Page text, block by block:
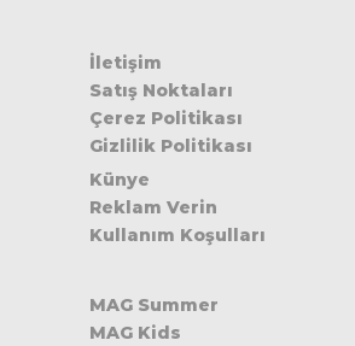
İletişim
Satış Noktaları
Çerez Politikası
Gizlilik Politikası
Künye
Reklam Verin
Kullanım Koşulları
MAG Summer
MAG Kids